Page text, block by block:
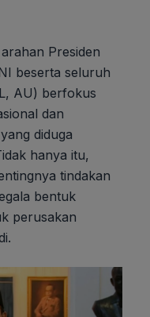
Presiden
beserta seluruh
AU) berfokus
dan
diduga
hanya itu,
tindakan
bentuk
perusakan